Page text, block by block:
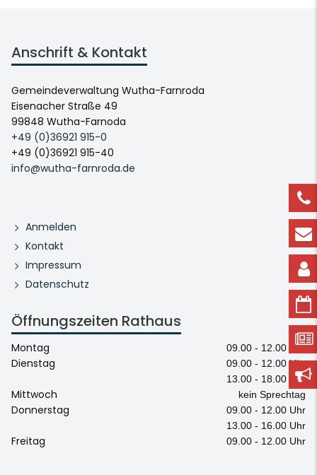
Anschrift & Kontakt
Gemeindeverwaltung Wutha-Farnroda
Eisenacher Straße 49
99848 Wutha-Farnoda
+49 (0)36921 915-0
+49 (0)36921 915-40
info@wutha-farnroda.de
Anmelden
Kontakt
Impressum
Datenschutz
Öffnungszeiten Rathaus
Montag 09.00 - 12.00 Uhr
Dienstag
09.00 - 12.00 Uhr
13.00 - 18.00 Uhr
Mittwoch kein Sprechtag
Donnerstag
09.00 - 12.00 Uhr
13.00 - 16.00 Uhr
Freitag 09.00 - 12.00 Uhr